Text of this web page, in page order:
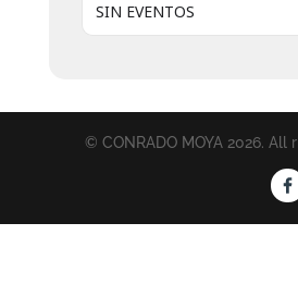
SIN EVENTOS
© CONRADO MOYA 2026. All